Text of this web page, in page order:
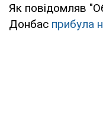
Як повідомляв
Донбас прибула